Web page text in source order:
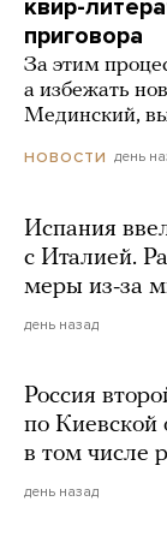
квир-
приговора
За этим
а избежать
Мединский,
НОВОСТИ день
Испания
с Италией.
меры из-за
день назад
Россия
по Киевской
в том числе
день назад